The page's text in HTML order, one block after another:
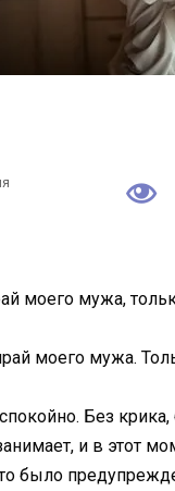
моего мужа,
моего мужа.
Без
и в этот
было